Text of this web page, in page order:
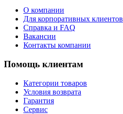
О компании
Для корпоративных клиентов
Справка и FAQ
Вакансии
Контакты компании
Помощь клиентам
Категории товаров
Условия возврата
Гарантия
Сервис